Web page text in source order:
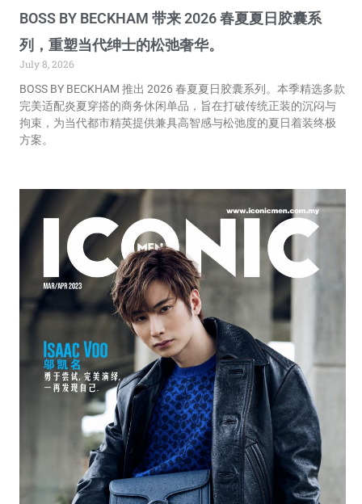
BOSS BY BECKHAM 带来 2026 春夏夏日胶囊系
列，重塑当代绅士的松弛奢华。
July 8, 2026
BOSS BY BECKHAM 推出 2026 春夏夏日胶囊系列。本季精选多款
完美适配炎夏穿搭的商务休闲单品，旨在打破传统正装的沉闷与
拘束，为当代都市精英提供兼具高智感与松弛度的夏日着装终极
方案。